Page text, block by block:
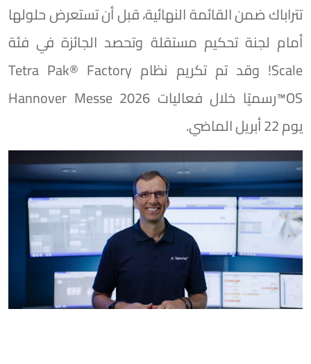
تتراباك ضمن القائمة النهائية، قبل أن تستعرض حلولها
أمام لجنة تحكيم مستقلة وتحصد الجائزة في فئة
Scale! وقد تم تكريم نظام Tetra Pak®️ Factory
OS™️رسميًا خلال فعاليات Hannover Messe 2026
يوم 22 أبريل الماضي.